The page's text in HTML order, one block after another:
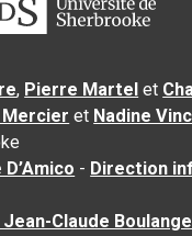
, Pierre Martel et
Mercier et Nadine
- Direction
Claude